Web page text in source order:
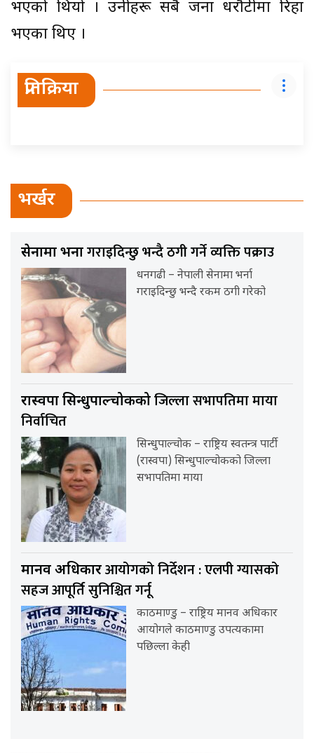
भएको थियो । उनीहरू सबै जना धरौटीमा रिहा
भएका थिए ।
प्रतिक्रिया
भर्खर
सेनामा भर्नागराइदिन्छु भन्दै ठगी गर्ने व्यक्ति पक्राउ
धनगढी – नेपाली सेनामा भर्ना
गराइदिन्छु भन्दै रकम ठगी गरेको
रास्वपा सिन्धुपाल्चोककोजिल्ला सभापतिमा माया
निर्वाचित
सिन्धुपाल्चोक – राष्ट्रिय स्वतन्त्र पार्टी
(रास्वपा) सिन्धुपाल्चोकको जिल्ला
सभापतिमा माया
मानव अधिकारआयोगको निर्देशन : एलपी ग्यासको
सहज आपूर्ति सुनिश्चित गर्नू
काठमाण्डु – राष्ट्रिय मानव अधिकार
आयोगले काठमाण्डु उपत्यकामा
पछिल्ला केही